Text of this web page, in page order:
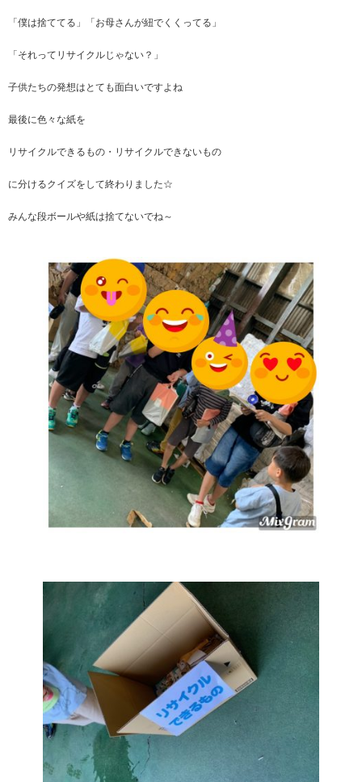
「僕は捨ててる」「お母さんが紐でくくってる」
「それってリサイクルじゃない？」
子供たちの発想はとても面白いですよね
最後に色々な紙を
リサイクルできるもの・リサイクルできないもの
に分けるクイズをして終わりました☆
みんな段ボールや紙は捨てないでね～